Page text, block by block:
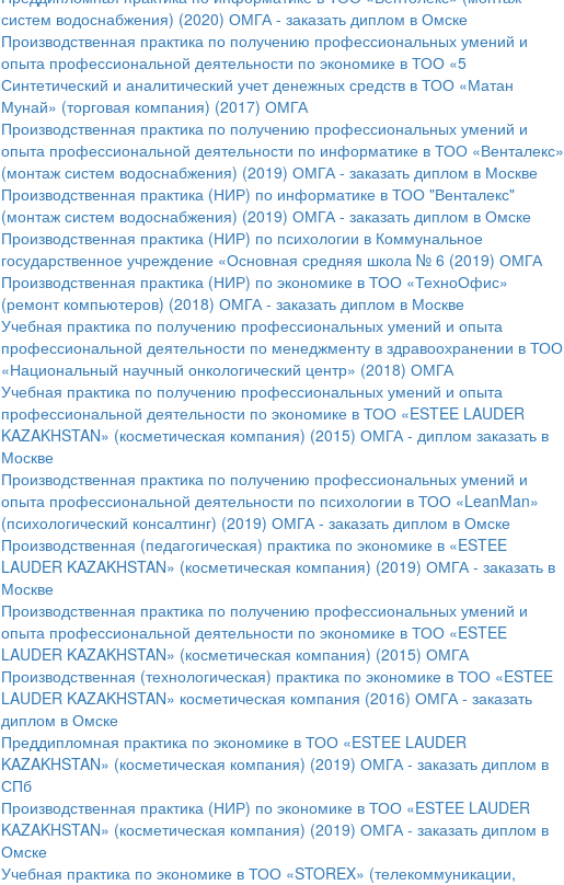
систем водоснабжения) (2020) ОМГА - заказать диплом в Омске
Производственная практика по получению профессиональных умений и
опыта профессиональной деятельности по экономике в ТОО «5
Синтетический и аналитический учет денежных средств в ТОО «Матан
Мунай» (торговая компания) (2017) ОМГА
Производственная практика по получению профессиональных умений и
опыта профессиональной деятельности по информатике в ТОО «Венталекс»
(монтаж систем водоснабжения) (2019) ОМГА - заказать диплом в Москве
Производственная практика (НИР) по информатике в ТОО "Венталекс"
(монтаж систем водоснабжения) (2019) ОМГА - заказать диплом в Омске
Производственная практика (НИР) по психологии в Коммунальное
государственное учреждение «Основная средняя школа № 6 (2019) ОМГА
Производственная практика (НИР) по экономике в ТОО «ТехноОфис»
(ремонт компьютеров) (2018) ОМГА - заказать диплом в Москве
Учебная практика по получению профессиональных умений и опыта
профессиональной деятельности по менеджменту в здравоохранении в ТОО
«Национальный научный онкологический центр» (2018) ОМГА
Учебная практика по получению профессиональных умений и опыта
профессиональной деятельности по экономике в ТОО «ESTEE LAUDER
KAZAKHSTAN» (косметическая компания) (2015) ОМГА - диплом заказать в
Москве
Производственная практика по получению профессиональных умений и
опыта профессиональной деятельности по психологии в ТОО «LeanMan»
(психологический консалтинг) (2019) ОМГА - заказать диплом в Омске
Производственная (педагогическая) практика по экономике в «ESTEE
LAUDER KAZAKHSTAN» (косметическая компания) (2019) ОМГА - заказать в
Москве
Производственная практика по получению профессиональных умений и
опыта профессиональной деятельности по экономике в ТОО «ESTEE
LAUDER KAZAKHSTAN» (косметическая компания) (2015) ОМГА
Производственная (технологическая) практика по экономике в ТОО «ESTEE
LAUDER KAZAKHSTAN» косметическая компания (2016) ОМГА - заказать
диплом в Омске
Преддипломная практика по экономике в ТОО «ESTEE LAUDER
KAZAKHSTAN» (косметическая компания) (2019) ОМГА - заказать диплом в
СПб
Производственная практика (НИР) по экономике в ТОО «ESTEE LAUDER
KAZAKHSTAN» (косметическая компания) (2019) ОМГА - заказать диплом в
Омске
Учебная практика по экономике в ТОО «STOREX» (телекоммуникации,